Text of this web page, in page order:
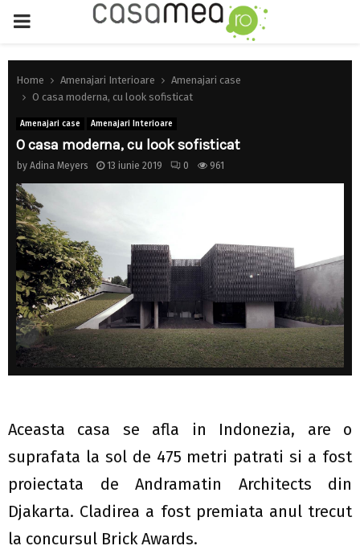
PRIMARY
MENU
Home Amenajari Interioare
Amenajari case
O casa moderna, cu look sofisticat
Amenajari case Amenajari Interioare
O casa moderna, cu look sofisticat
by Adina Meyers 13 iunie 2019 0 961
Aceasta casa se afla in Indonezia, are o
suprafata la sol de 475 metri patrati si a fost
proiectata de Andramatin Architects din
Djakarta. Cladirea a fost premiata anul trecut
la concursul Brick Awards.